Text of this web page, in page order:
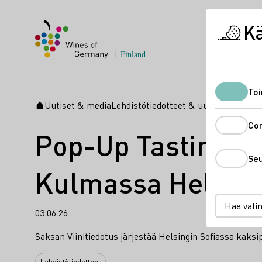
Aloitussivu
Uutiset & mediaLehdistötiedotteet & uutisetPop-Up
Pop-Up Tasting
Kulmassa
03.06.26
Saksan Viinitiedotus järjestää Helsingin Sofiassa
Hae